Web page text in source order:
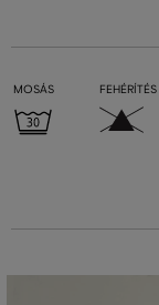
MOSÁS FEHÉRÍTÉS